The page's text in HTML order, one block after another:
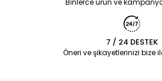
7 / 24 DESTEK
Öneri ve şikayetlerinizi bize